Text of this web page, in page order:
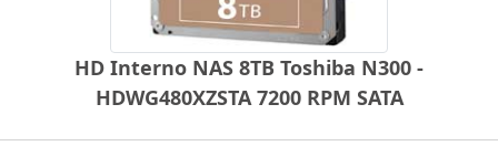
HD Interno NAS 8TB Toshiba N300 -
HDWG480XZSTA 7200 RPM SATA